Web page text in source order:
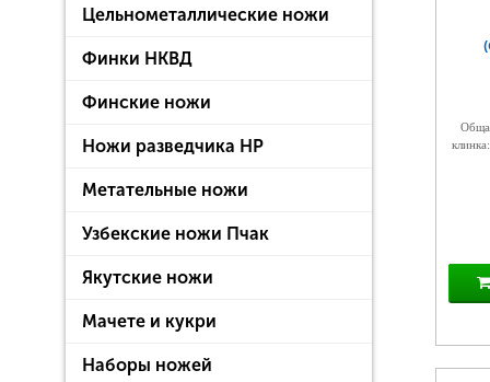
Цельнометаллические ножи
Финки НКВД
Финские ножи
Ножи разведчика НР
Метательные ножи
Узбекские ножи Пчак
Якутские ножи
Мачете и кукри
Наборы ножей